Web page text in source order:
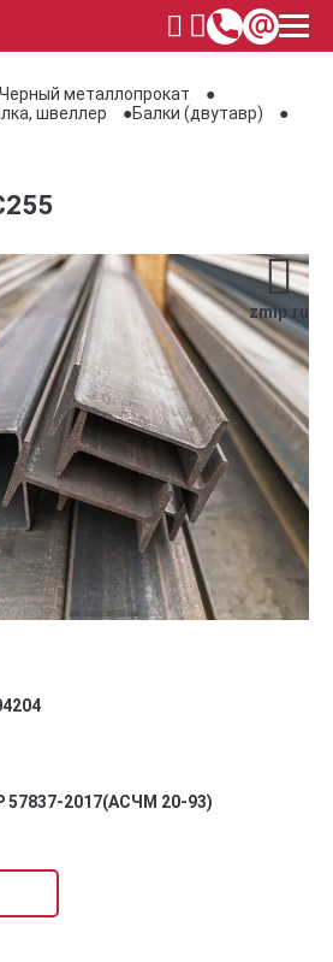
Черный металлопрокат
швеллер
Балки (двутавр)
zmip.ru
57837-2017(АСЧМ 20-93)